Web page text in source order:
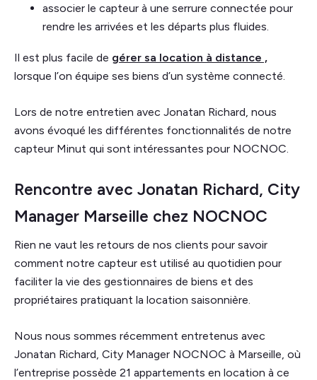
associer le capteur à une serrure connectée pour
rendre les arrivées et les départs plus fluides.
Il est plus facile de gérer sa location à distance ,
lorsque l’on équipe ses biens d’un système connecté.
Lors de notre entretien avec Jonatan Richard, nous
avons évoqué les différentes fonctionnalités de notre
capteur Minut qui sont intéressantes pour NOCNOC.
Rencontre avec Jonatan Richard, City
Manager Marseille chez NOCNOC
Rien ne vaut les retours de nos clients pour savoir
comment notre capteur est utilisé au quotidien pour
faciliter la vie des gestionnaires de biens et des
propriétaires pratiquant la location saisonnière.
Nous nous sommes récemment entretenus avec
Jonatan Richard, City Manager NOCNOC à Marseille, où
l’entreprise possède 21 appartements en location à ce